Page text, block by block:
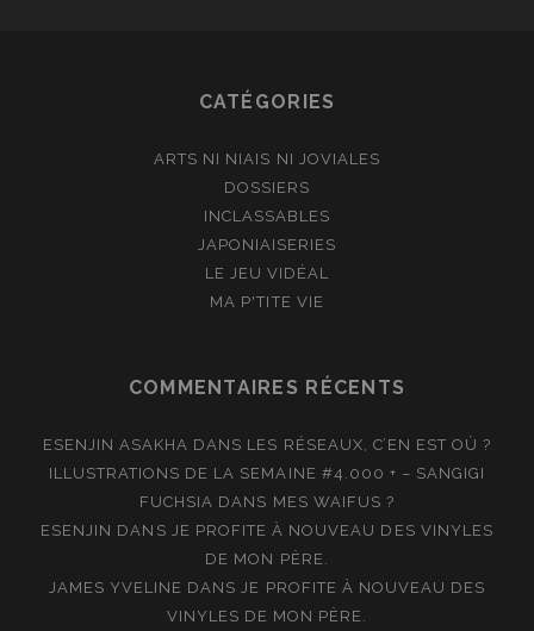
CATÉGORIES
ARTS NI NIAIS NI JOVIALES
DOSSIERS
INCLASSABLES
JAPONIAISERIES
LE JEU VIDÉAL
MA P'TITE VIE
COMMENTAIRES RÉCENTS
ESENJIN ASAKHA DANS LES RÉSEAUX, C’EN EST OÙ ?
ILLUSTRATIONS DE LA SEMAINE #4.000 + – SANGIGI
FUCHSIA DANS MES WAIFUS ?
ESENJIN DANS JE PROFITE À NOUVEAU DES VINYLES
DE MON PÈRE.
JAMES YVELINE DANSJE PROFITE À NOUVEAU DES
VINYLES DE MON PÈRE.